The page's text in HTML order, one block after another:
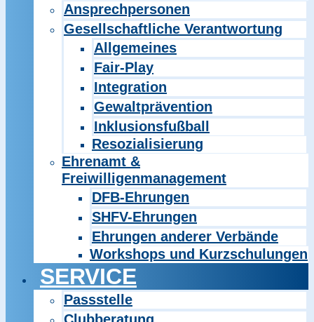
Ansprechpersonen
Gesellschaftliche Verantwortung
Allgemeines
Fair-Play
Integration
Gewaltprävention
Inklusionsfußball
Resozialisierung
Ehrenamt &
Freiwilligenmanagement
DFB-Ehrungen
SHFV-Ehrungen
Ehrungen anderer Verbände
Workshops und Kurzschulungen
SERVICE
Passstelle